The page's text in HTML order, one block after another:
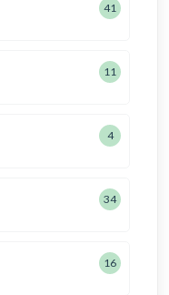
41
11
4
34
16